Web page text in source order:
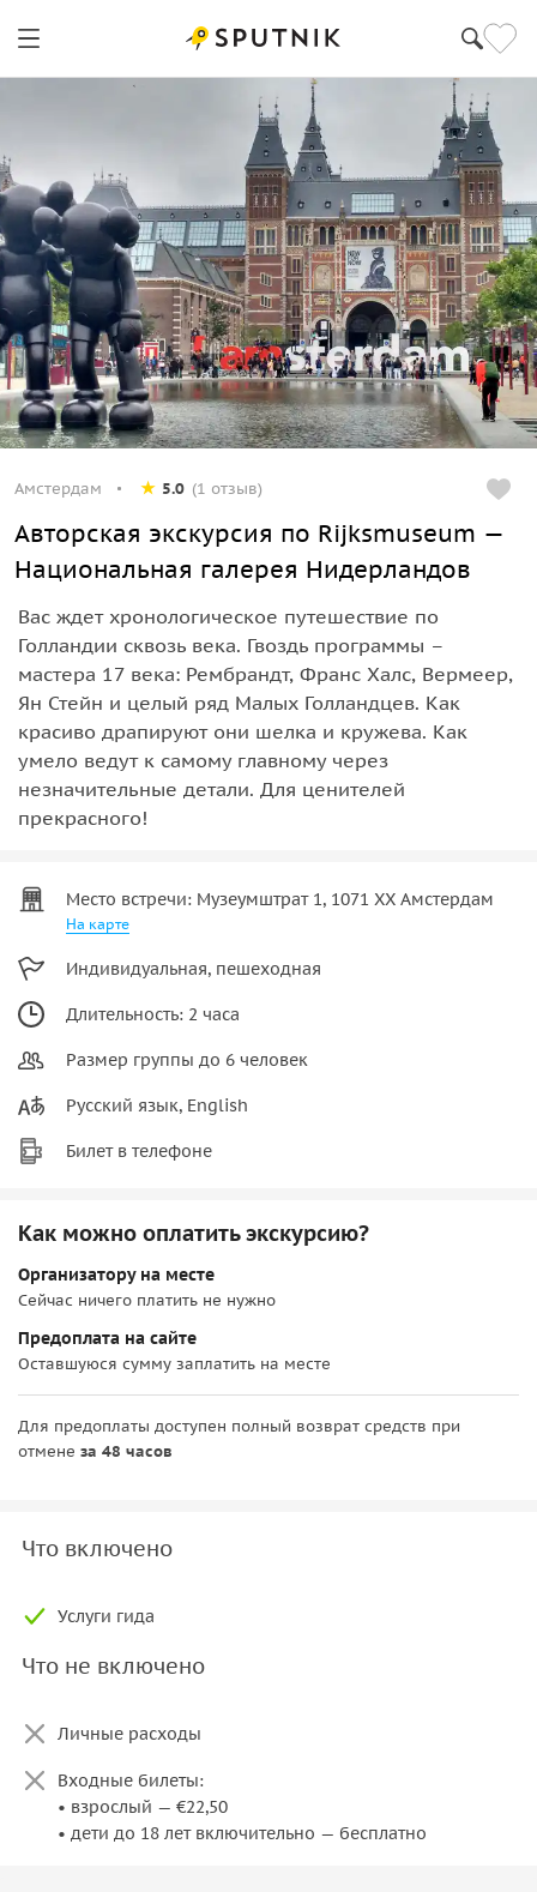
Амстердам 5.0 (1 отзыв)
Авторская экскурсия по Rijksmuseum —
Национальная галерея Нидерландов
Вас ждет хронологическое путешествие по
Голландии сквозь века. Гвоздь программы –
мастера 17 века: Рембрандт, Франс Халс, Вермеер,
Ян Стейн и целый ряд Малых Голландцев. Как
красиво драпируют они шелка и кружева. Как
умело ведут к самому главному через
незначительные детали. Для ценителей
прекрасного!
Место встречи: Музеумштрат 1, 1071 ХХ Амстердам
На карте
Индивидуальная, пешеходная
Длительность: 2 часа
Размер группы до 6 человек
Русский язык, English
Билет в телефоне
Как можно оплатить экскурсию?
Организатору на месте
Сейчас ничего платить не нужно
Предоплата на сайте
Оставшуюся сумму заплатить на месте
Для предоплаты доступен полный возврат средств при
отмене за 48 часов
Что включено
Услуги гида
Что не включено
Личные расходы
Входные билеты:
• взрослый — €22,50
• дети до 18 лет включительно — бесплатно